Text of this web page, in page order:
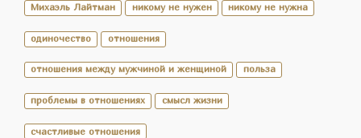
Михаэль Лайтман никому не нужен никому не нужна
одиночество отношения
отношения между мужчиной и женщиной польза
проблемы в отношениях смысл жизни
счастливые отношения